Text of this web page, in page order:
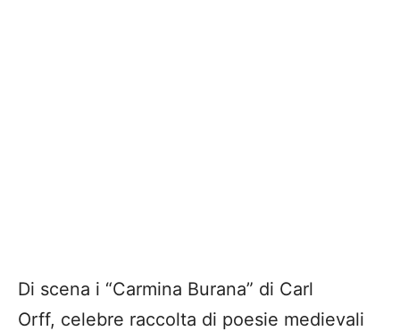
Di scena i “Carmina Burana” di Carl
Orff, celebre raccolta di poesie medievali